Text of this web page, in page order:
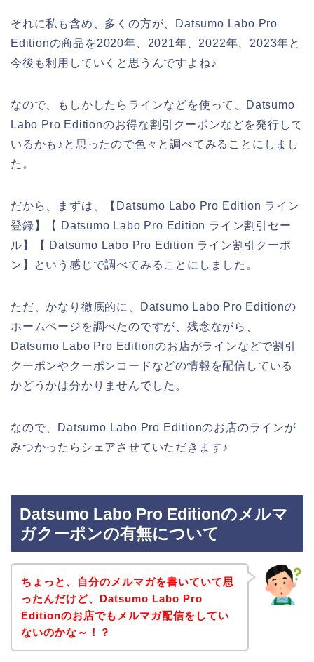
それに私も含め、多くの方が、Datsumo Labo Pro
Editionの商品を2020年、2021年、2022年、2023年と
今後も利用していくと思うんですよね♪
なので、もしかしたらラインなどを使って、Datsumo
Labo Pro Editionのお得な割引クーポンなどを発行して
いるかも♪と思ったので色々と調べてみることにしまし
た。
だから、まずは、【Datsumo Labo Pro Edition ライン
登録】【 Datsumo Labo Pro Edition ライン割引セー
ル】【 Datsumo Labo Pro Edition ライン割引クーポ
ン】という感じで調べてみることにしました。
ただ、かなり徹底的に、Datsumo Labo Pro Editionの
ホームページを調べたのですが、残念ながら、
Datsumo Labo Pro Editionのお店がラインなどで割引
クーポンやクーポンコードなどの情報を配信している
かどうかは分かりませんでした。
なので、Datsumo Labo Pro Editionのお店のラインが
みつかったらシェアさせていただきます♪
Datsumo Labo Pro Editionのメルマ
ガクーポンの有無について
ちょっと、自分のメルマガを書いていて思
ったんだけど、Datsumo Labo Pro
Editionのお店でもメルマガ配信をしてい
ないのかな～！？